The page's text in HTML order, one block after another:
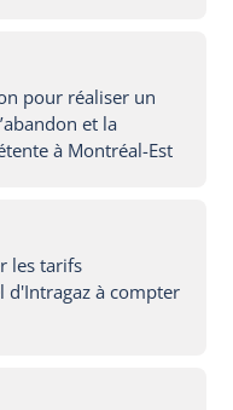
pour réaliser un
et la
à Montréal-Est
les tarifs
d'Intragaz à compter